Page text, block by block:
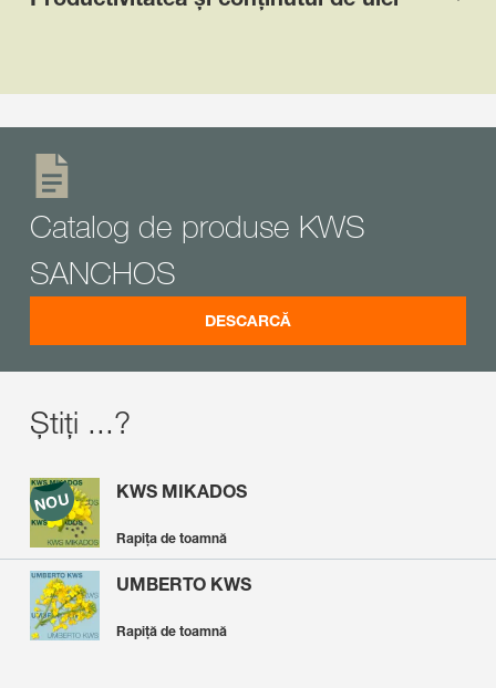
Catalog de produse KWS
SANCHOS
DESCARCĂ
Știți ...?
KWS MIKADOS
Rapița de toamnă
UMBERTO KWS
Rapiţă de toamnă